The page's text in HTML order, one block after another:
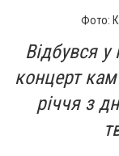
Фото:
Відбувся
концерт
річчя з